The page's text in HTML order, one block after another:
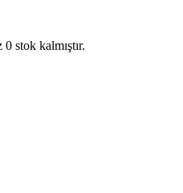
stok kalmıştır.